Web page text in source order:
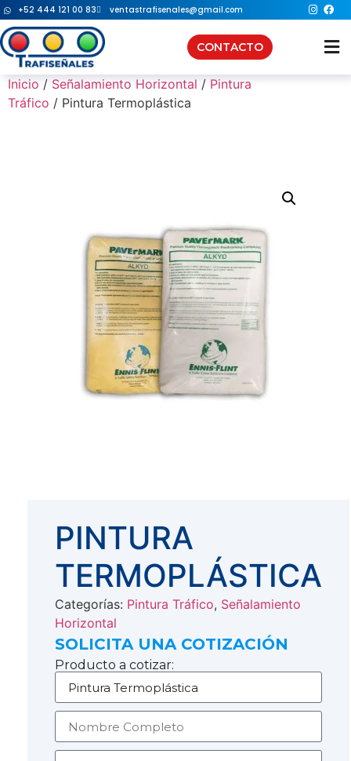
+52 444 121 00 83 ventastrafisenales@gmail.com
Productos
CONTACTO
Inicio / Señalamiento Horizontal / Pintura
Tráfico / Pintura Termoplástica
PINTURA
TERMOPLÁSTICA
Categorías: Pintura Tráfico, Señalamiento
Horizontal
SOLICITA UNA COTIZACIÓN
Producto a cotizar: